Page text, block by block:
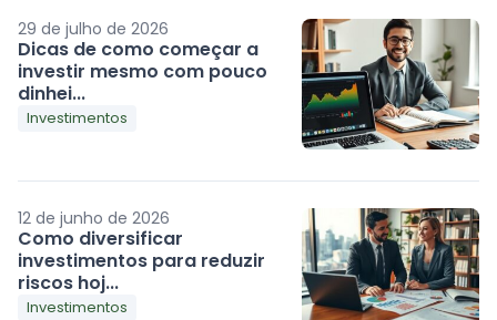
29 de julho de 2026
Dicas de como começar a
investir mesmo com pouco
dinhei...
Investimentos
12 de junho de 2026
Como diversificar
investimentos para reduzir
riscos hoj...
Investimentos